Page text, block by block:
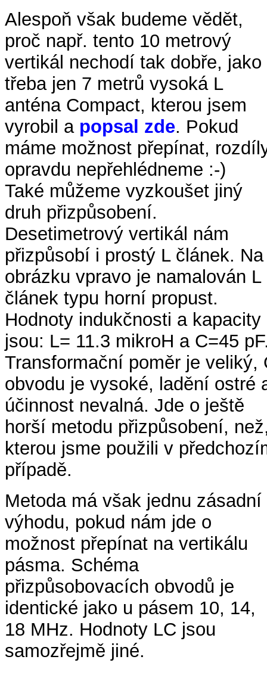
Alespoň však budeme vědět,
proč např. tento 10 metrový
vertikál nechodí tak dobře, jako
třeba jen 7 metrů vysoká L
anténa Compact, kterou jsem
vyrobil a popsal zde. Pokud
máme možnost přepínat,
opravdu nepřehlédneme :-)
Také můžeme vyzkoušet jiný
druh přizpůsobení.
Desetimetrový vertikál nám
přizpůsobí i prostý L článek. Na
obrázku vpravo je namalován L
článek typu horní propust.
Hodnoty indukčnosti a kapacity
jsou: L= 11.3 mikroH a C=45
Transformační poměr je veliký,
obvodu je vysoké, ladění ostré
účinnost nevalná. Jde o ještě
horší metodu přizpůsobení,
kterou jsme použili v
případě.
Metoda má však jednu zásadní
výhodu, pokud nám jde o
možnost přepínat na vertikálu
pásma. Schéma
přizpůsobovacích obvodů je
identické jako u pásem 10, 14,
18 MHz. Hodnoty LC jsou
samozřejmě jiné.